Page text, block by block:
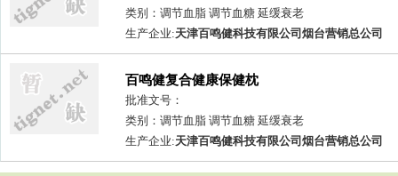
类别：调节血脂 调节血糖 延缓衰老
生产企业:天津百鸣健科技有限公司烟台营销总公司
百鸣健复合健康保健枕
批准文号：
类别：调节血脂 调节血糖 延缓衰老
生产企业:天津百鸣健科技有限公司烟台营销总公司